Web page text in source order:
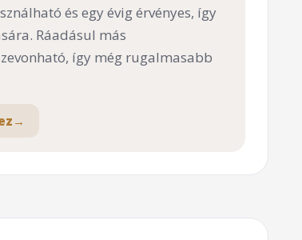
és egy évig érvényes, így
Ráadásul más
így még rugalmasabb
→